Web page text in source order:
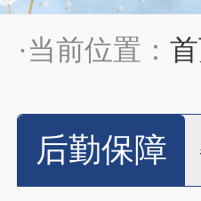
·当前位置：
后勤保障